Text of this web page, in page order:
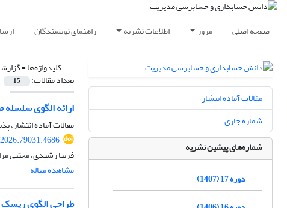
صفحه اصلی مرور اطلاعات نشریه راهنمای نویسندگان
کلیدواژه‌ها =
تعداد مقالات: 15
ارائه الگوی
مقالات آماده انتشار،
فریبا رشیدی، مجتبی
مشاهده مقاله
طراحی الگوی ریسک
مقالات آماده انتشار
شماره جاری
شماره‌های پیشین نشریه
دوره 17 (1407)